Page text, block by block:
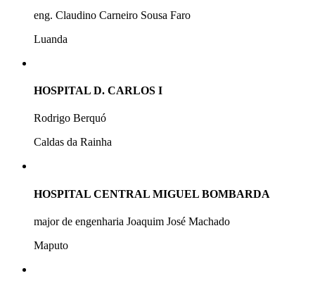
eng. Claudino Carneiro Sousa Faro
Luanda
HOSPITAL D. CARLOS I
Rodrigo Berquó
Caldas da Rainha
HOSPITAL CENTRAL MIGUEL BOMBARDA
major de engenharia Joaquim José Machado
Maputo